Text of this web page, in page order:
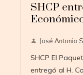
SHCP
José Antonio
SHCP El
entregó al H.